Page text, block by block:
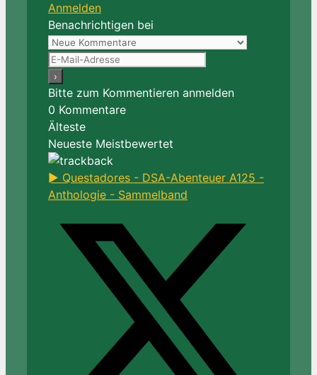
Anmelden
Benachrichtigen bei
Bitte zum Kommentieren anmelden
0 Kommentare
Älteste
Neueste Meistbewertet
► Questadores - DSA-Abenteuer A125 -
Anthologie - Sammelband